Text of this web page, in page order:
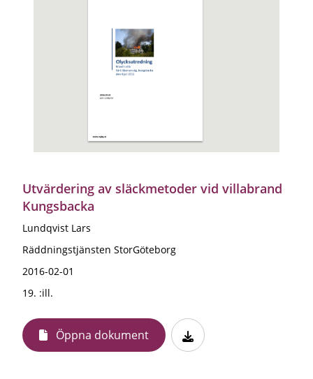
Utvärdering av släckmetoder vid villabrand
Kungsbacka
Lundqvist Lars
Räddningstjänsten StorGöteborg
2016-02-01
19. :ill.
Öppna dokument